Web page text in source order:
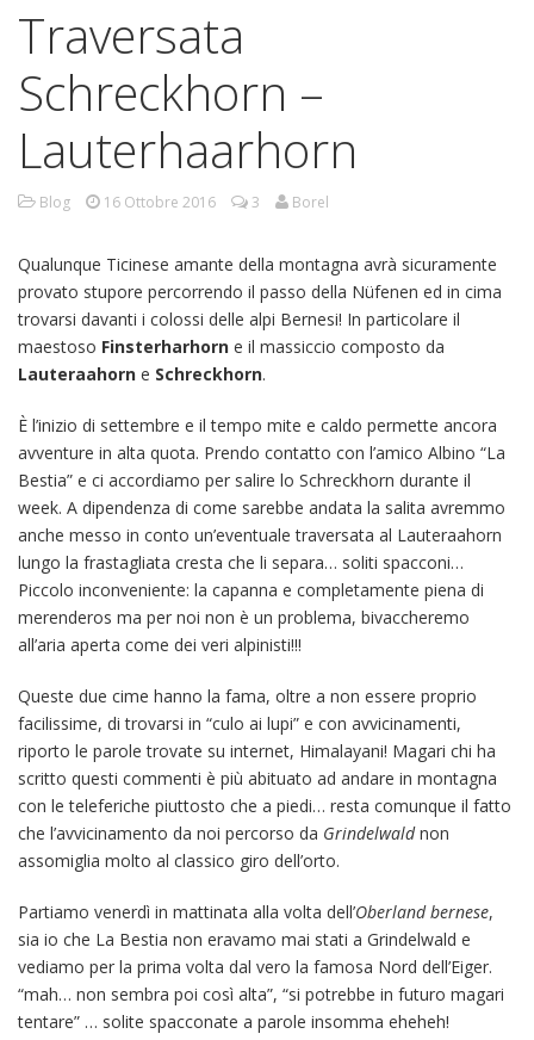
Traversata
Schreckhorn –
Lauterhaarhorn
Blog 16 Ottobre 2016 3 Borel
Qualunque Ticinese amante della montagna avrà sicuramente
provato stupore percorrendo il passo della Nüfenen ed in cima
trovarsi davanti i colossi delle alpi Bernesi! In particolare il
maestoso Finsterharhorn e il massiccio composto da
Lauteraahorn e Schreckhorn.
È l’inizio di settembre e il tempo mite e caldo permette ancora
avventure in alta quota. Prendo contatto con l’amico Albino “La
Bestia” e ci accordiamo per salire lo Schreckhorn durante il
week. A dipendenza di come sarebbe andata la salita avremmo
anche messo in conto un’eventuale traversata al Lauteraahorn
lungo la frastagliata cresta che li separa… soliti spacconi…
Piccolo inconveniente: la capanna e completamente piena di
merenderos ma per noi non è un problema, bivaccheremo
all’aria aperta come dei veri alpinisti!!!
Queste due cime hanno la fama, oltre a non essere proprio
facilissime, di trovarsi in “culo ai lupi” e con avvicinamenti,
riporto le parole trovate su internet, Himalayani! Magari chi ha
scritto questi commenti è più abituato ad andare in montagna
con le teleferiche piuttosto che a piedi… resta comunque il fatto
che l’avvicinamento da noi percorso da Grindelwaldnon
assomiglia molto al classico giro dell’orto.
Partiamo venerdì in mattinata alla volta dell’Oberland bernese,
sia io che La Bestia non eravamo mai stati a Grindelwald e
vediamo per la prima volta dal vero la famosa Nord dell’Eiger.
“mah… non sembra poi così alta”, “si potrebbe in futuro magari
tentare” … solite spacconate a parole insomma eheheh!